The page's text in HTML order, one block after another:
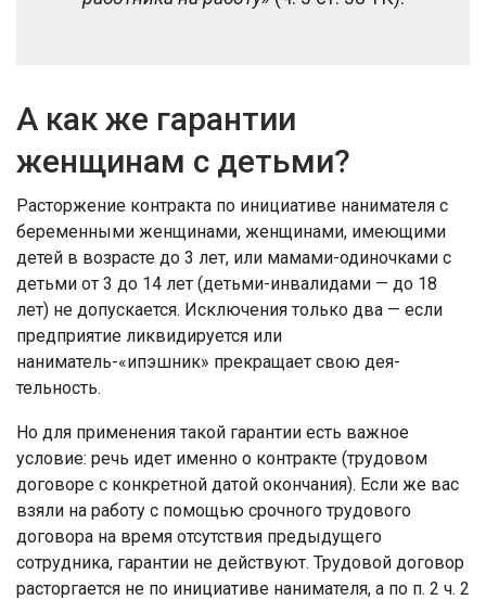
А как же гарантии
женщинам с детьми?
Расторжение кон­тракта по инициативе нанимателя с
беременными женщинами, женщинами, имеющими
детей в возрасте до 3 лет, или мамами-одиночками с
детьми от 3 до 14 лет (детьми-инвалидами — до 18
лет) не допускается. Исключения только два — если
предприятие ликвидируется или
наниматель-«ипэшник» прекращает свою дея­
тельность.
Но для применения такой гарантии есть важное
условие: речь идет именно о контракте (трудовом
договоре с конкретной датой окончания). Если же вас
взяли на работу с помощью срочного трудового
договора на время отсутствия предыдущего
сотрудника, гарантии не действуют. Трудовой договор
расторгается не по инициативе нанимателя, а по п. 2 ч. 2